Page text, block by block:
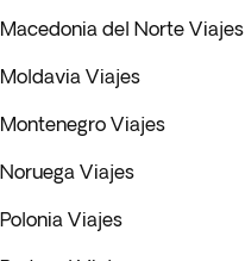
Macedonia del Norte Viajes
Moldavia Viajes
Montenegro Viajes
Noruega Viajes
Polonia Viajes